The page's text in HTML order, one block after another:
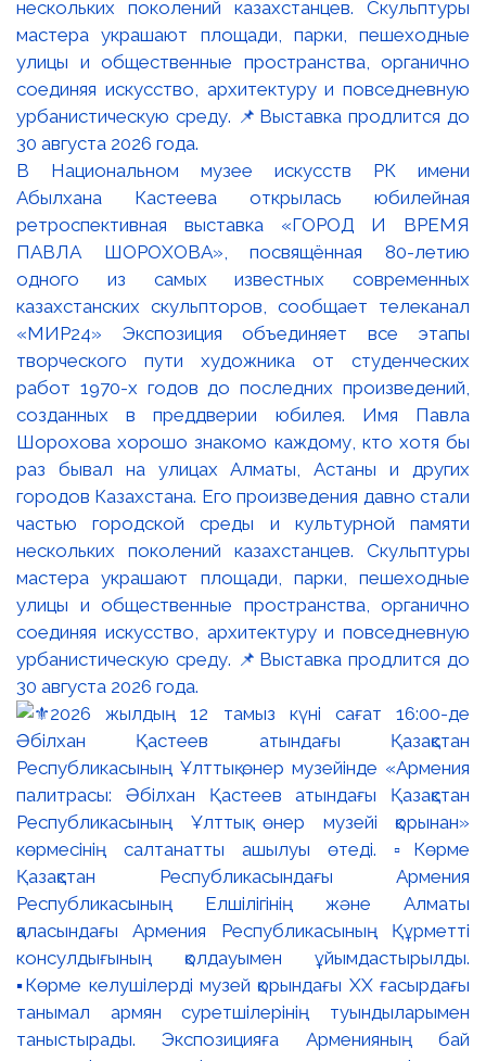
В Национальном музее искусств РК имени
Абылхана Кастеева открылась юбилейная
ретроспективная выставка «ГОРОД И ВРЕМЯ
ПАВЛА ШОРОХОВА», посвящённая 80-летию
одного из самых известных современных
казахстанских скульпторов, сообщает телеканал
«МИР24» Экспозиция объединяет все этапы
творческого пути художника от студенческих
работ 1970-х годов до последних произведений,
созданных в преддверии юбилея. Имя Павла
Шорохова хорошо знакомо каждому, кто хотя бы
раз бывал на улицах Алматы, Астаны и других
городов Казахстана. Его произведения давно стали
частью городской среды и культурной памяти
нескольких поколений казахстанцев. Скульптуры
мастера украшают площади, парки, пешеходные
улицы и общественные пространства, органично
соединяя искусство, архитектуру и повседневную
урбанистическую среду. 📌Выставка продлится до
30 августа 2026 года.